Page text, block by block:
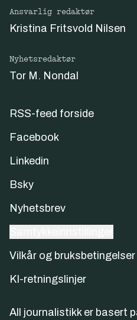
Ansvarlig redaktør
Kristina Fritsvold Nilsen
Nyhetsredaktør
Tor M. Nondal
RSS-feed forside
Facebook
Linkedin
Bsky
Nyhetsbrev
Vilkår og bruksbetingelser
KI-retningslinjer
All journalistikk er basert